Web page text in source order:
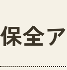
保全